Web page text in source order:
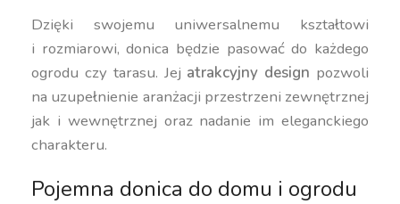
Dzięki swojemu uniwersalnemu kształtowi
i rozmiarowi, donica będzie pasować do każdego
ogrodu czy tarasu. Jej atrakcyjny design pozwoli
na uzupełnienie aranżacji przestrzeni zewnętrznej
jak i wewnętrznej oraz nadanie im eleganckiego
charakteru.
Pojemna donica do domu i ogrodu